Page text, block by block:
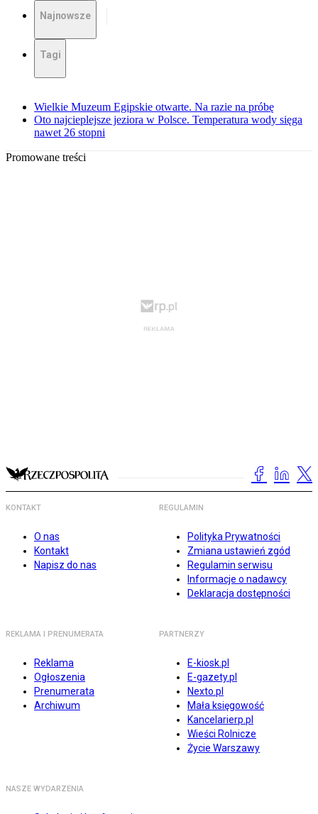
Najnowsze
Tagi
Wielkie Muzeum Egipskie otwarte. Na razie na próbę
Oto najcieplejsze jeziora w Polsce. Temperatura wody sięga
nawet 26 stopni
Promowane treści
KONTAKT
O nas
Kontakt
Napisz do nas
REGULAMIN
Polityka Prywatności
Zmiana ustawień zgód
Regulamin serwisu
Informacje o nadawcy
Deklaracja dostępności
REKLAMA I PRENUMERATA
Reklama
Ogłoszenia
Prenumerata
Archiwum
PARTNERZY
E-kiosk.pl
E-gazety.pl
Nexto.pl
Mała księgowość
Kancelarierp.pl
Wieści Rolnicze
Życie Warszawy
NASZE WYDARZENIA